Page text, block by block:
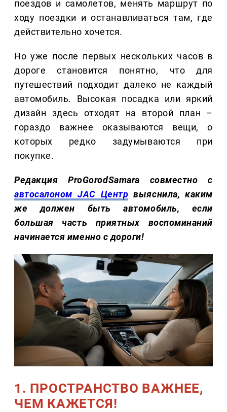
поездов и самолетов, менять маршрут по
ходу поездки и останавливаться там, где
действительно хочется.
Но уже после первых нескольких часов в
дороге становится понятно, что для
путешествий подходит далеко не каждый
автомобиль. Высокая посадка или яркий
дизайн здесь отходят на второй план –
гораздо важнее оказываются вещи, о
которых редко задумываются при
покупке.
Редакция ProGorodSamara совместно с
автосалоном JAC Центр выяснила, каким
же должен быть автомобиль, если
большая часть приятных воспоминаний
начинается именно с дороги!
1. ПРОСТРАНСТВО ВАЖНЕЕ,
ЧЕМ КАЖЕТСЯ!